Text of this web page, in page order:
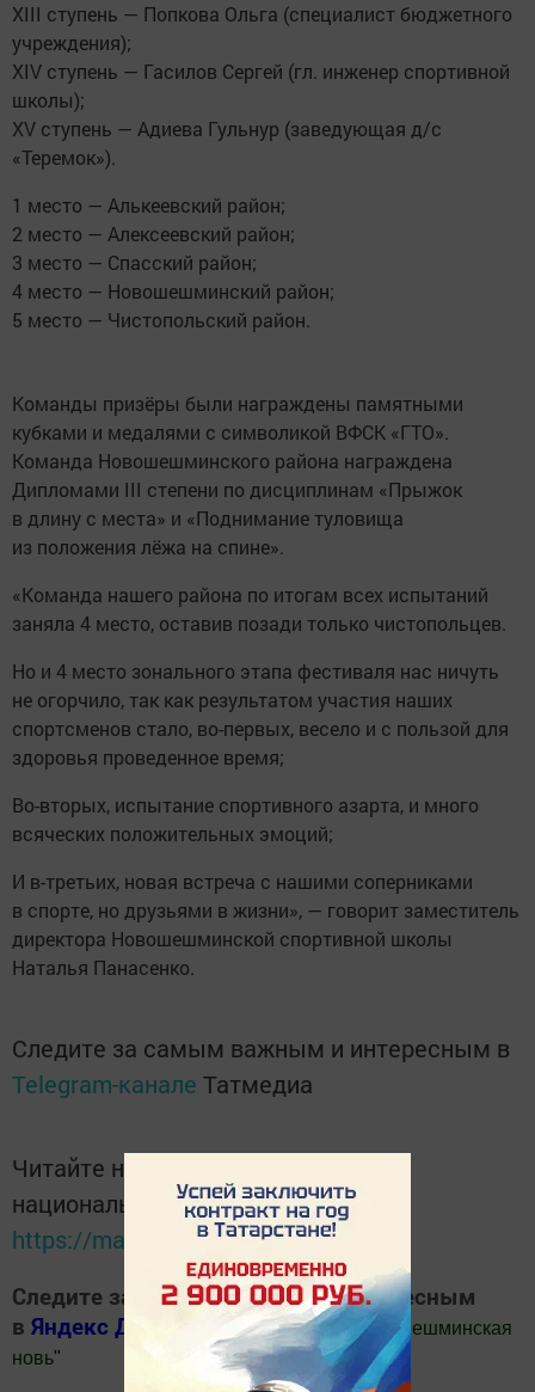
XIII ступень — Попкова Ольга (специалист бюджетного
учреждения);
XIV ступень — Гасилов Сергей (гл. инженер спортивной
школы);
XV ступень — Адиева Гульнур (заведующая д/с
«Теремок»).
1 место — Алькеевский район;
2 место — Алексеевский район;
3 место — Спасский район;
4 место — Новошешминский район;
5 место — Чистопольский район.
Команды призёры были награждены памятными
кубками и медалями с символикой ВФСК «ГТО».
Команда Новошешминского района награждена
Дипломами III степени по дисциплинам «Прыжок
в длину с места» и «Поднимание туловища
из положения лёжа на спине».
«Команда нашего района по итогам всех испытаний
заняла 4 место, оставив позади только чистопольцев.
Но и 4 место зонального этапа фестиваля нас ничуть
не огорчило, так как результатом участия наших
спортсменов стало, во-первых, весело и с пользой для
здоровья проведенное время;
Во-вторых, испытание спортивного азарта, и много
всяческих положительных эмоций;
И в-третьих, новая встреча с нашими соперниками
в спорте, но друзьями в жизни», — говорит заместитель
директора Новошешминской спортивной школы
Наталья Панасенко.
Следите за самым важным и интересным в
Telegram-канале Татмедиа
Читайте новости Татарстана в
национальном мессенджере MАХ:
https://max.ru/tatmedia
Следите за самым важным и интересным
в Яндекс Дзен и Телеграм канале
Шешминская
новь"